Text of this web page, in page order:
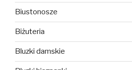
Biustonosze
Biżuteria
Bluzki damskie